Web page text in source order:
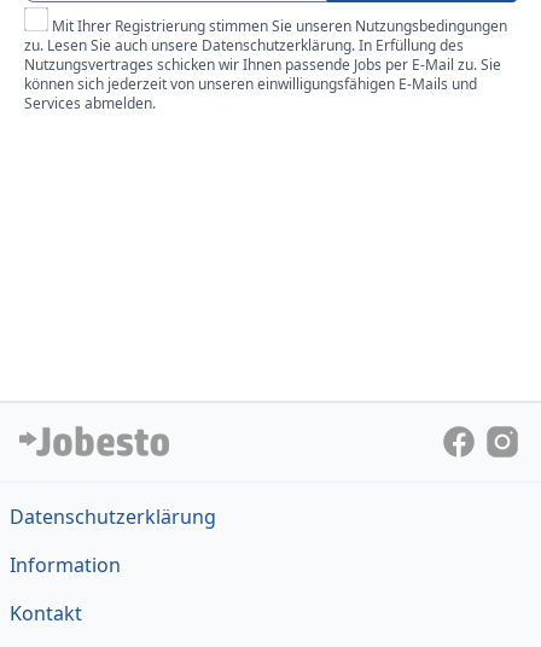
Mit Ihrer Registrierung stimmen Sie unseren Nutzungsbedingungen
zu. Lesen Sie auch unsere Datenschutzerklärung. In Erfüllung des
Nutzungsvertrages schicken wir Ihnen passende Jobs per E-Mail zu. Sie
können sich jederzeit von unseren einwilligungsfähigen E-Mails und
Services abmelden.
Datenschutzerklärung
Information
Kontakt